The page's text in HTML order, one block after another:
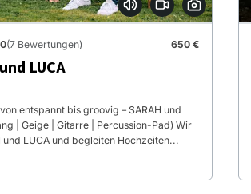
(7 Bewertungen) 650 €
LUCA
entspannt bis groovig – SARAH und
| Geige | Gitarre | Percussion-Pad) Wir
und LUCA und begleiten Hochzeiten...